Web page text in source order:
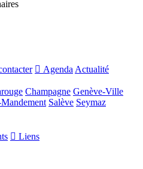
Agenda Actualité
Champagne Genève-Ville
Salève Seymaz
Liens